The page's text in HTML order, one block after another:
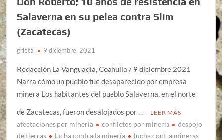
Salaverna en su pelea contra Slim
(Zacatecas)
grieta 9 diciembre, 2021
Redacción La Vanguadia, Coahuila / 9 diciembre 2021
Narra cómo un pueblo fue desaparecido por empresa
minera Los habitantes del pueblo Salaverna, en el norte
de Zacatecas, fueron desalojados por …
LEER MÁS
afectaciones por minería conflictos por mineria
despojo
de tierras
lucha contra la minería
lucha contra mineras